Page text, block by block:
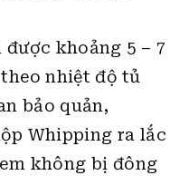
khoảng 5 – 7
nhiệt độ tủ
bảo quản,
Whipping ra lắc
không bị đông